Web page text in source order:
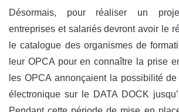
Désormais, pour réaliser un
entreprises et salariés devront avoir le
le catalogue des organismes de
leur OPCA pour en connaître la prise
les OPCA annonçaient la possibilité
électronique sur le DATA DOCK